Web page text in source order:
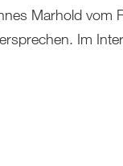
Marhold vom
Im